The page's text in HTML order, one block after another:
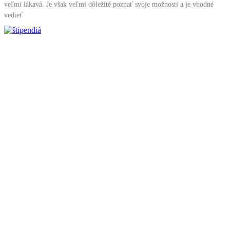
veľmi lákavá. Je však veľmi dôležité poznať svoje možnosti a je vhodné
vedieť